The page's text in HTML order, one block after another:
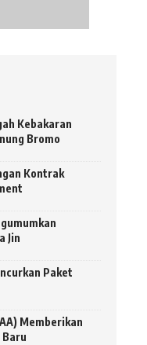
Kebakaran
Bromo
Kontrak
Jin
Paket
Memberikan